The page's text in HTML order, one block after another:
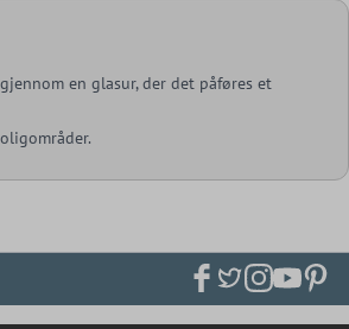
en glasur, der det påføres et